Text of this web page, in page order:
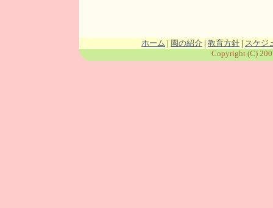
ホーム | 園の紹介 | 教育方針 | スケジ
Copyright (C)